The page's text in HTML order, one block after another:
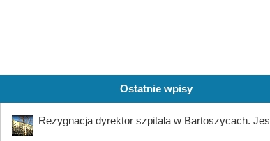
Ostatnie wpisy
Rezygnacja dyrektor szpitala w Bartoszycach.